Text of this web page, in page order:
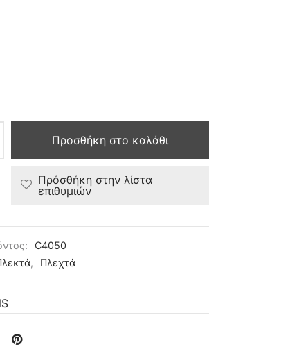
Προσθήκη στο καλάθι
Πρόσθήκη στην λίστα
επιθυμιών
C4050
, Πλεχτά